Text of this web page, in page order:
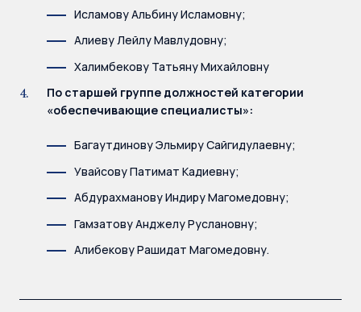
Исламову Альбину Исламовну;
Алиеву Лейлу Мавлудовну;
Халимбекову Татьяну Михайловну
По старшей группе должностей категории
«обеспечивающие специалисты»:
Багаутдинову Эльмиру Сайгидулаевну;
Увайсову Патимат Кадиевну;
Абдурахманову Индиру Магомедовну;
Гамзатову Анджелу Руслановну;
Алибекову Рашидат Магомедовну.